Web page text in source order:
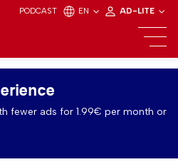
PODCAST EN AD-LITE
fewer ads for 1.99€ per month or